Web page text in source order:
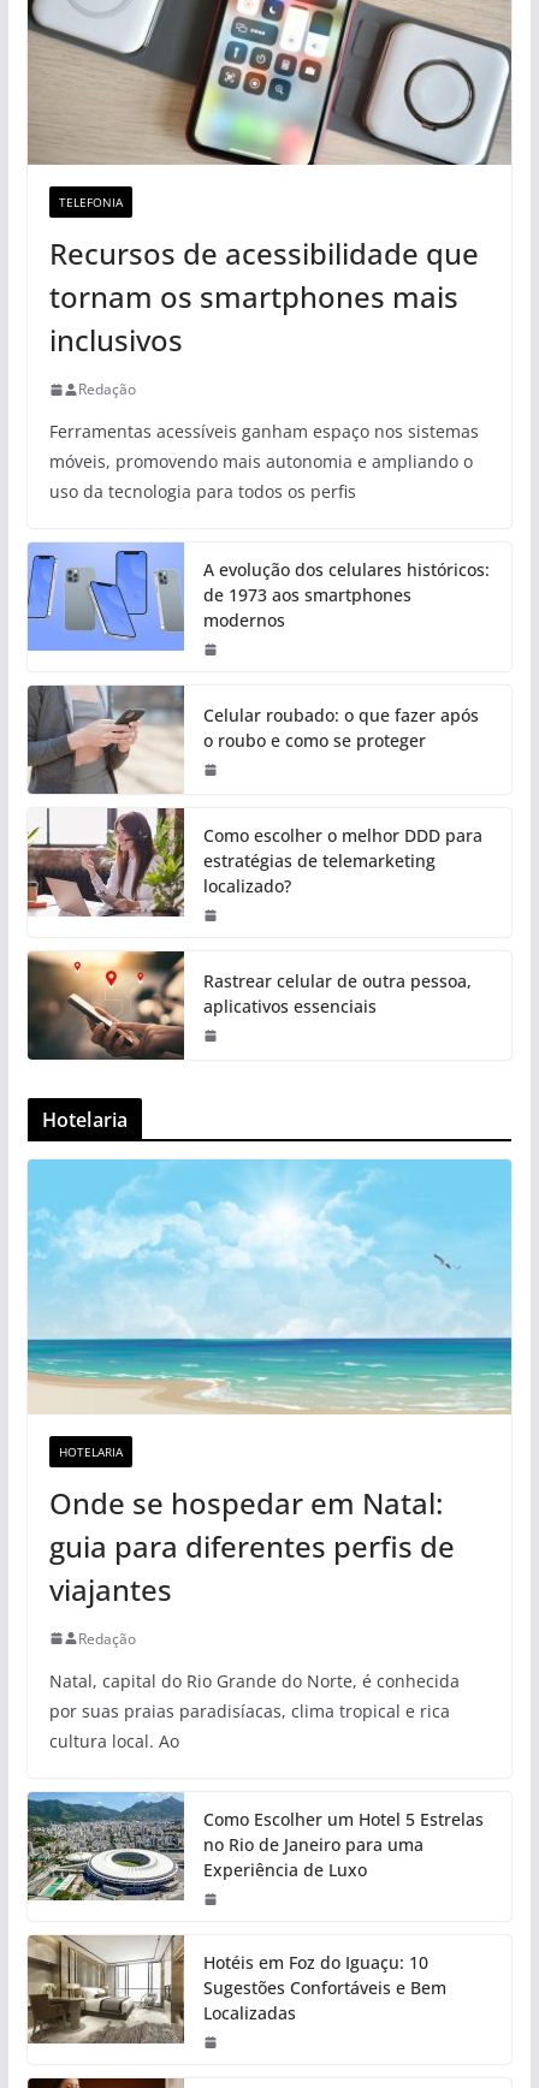
TELEFONIA
Recursos de acessibilidade que
tornam os smartphones mais
inclusivos
Redação
Ferramentas acessíveis ganham espaço nos sistemas
móveis, promovendo mais autonomia e ampliando o
uso da tecnologia para todos os perfis
A evolução dos celulares históricos:
de 1973 aos smartphones
modernos
Celular roubado: o que fazer após
o roubo e como se proteger
Como escolher o melhor DDD para
estratégias de telemarketing
localizado?
Rastrear celular de outra pessoa,
aplicativos essenciais
Hotelaria
HOTELARIA
Onde se hospedar em Natal:
guia para diferentes perfis de
viajantes
Redação
Natal, capital do Rio Grande do Norte, é conhecida
por suas praias paradisíacas, clima tropical e rica
cultura local. Ao
Como Escolher um Hotel 5 Estrelas
no Rio de Janeiro para uma
Experiência de Luxo
Hotéis em Foz do Iguaçu: 10
Sugestões Confortáveis e Bem
Localizadas